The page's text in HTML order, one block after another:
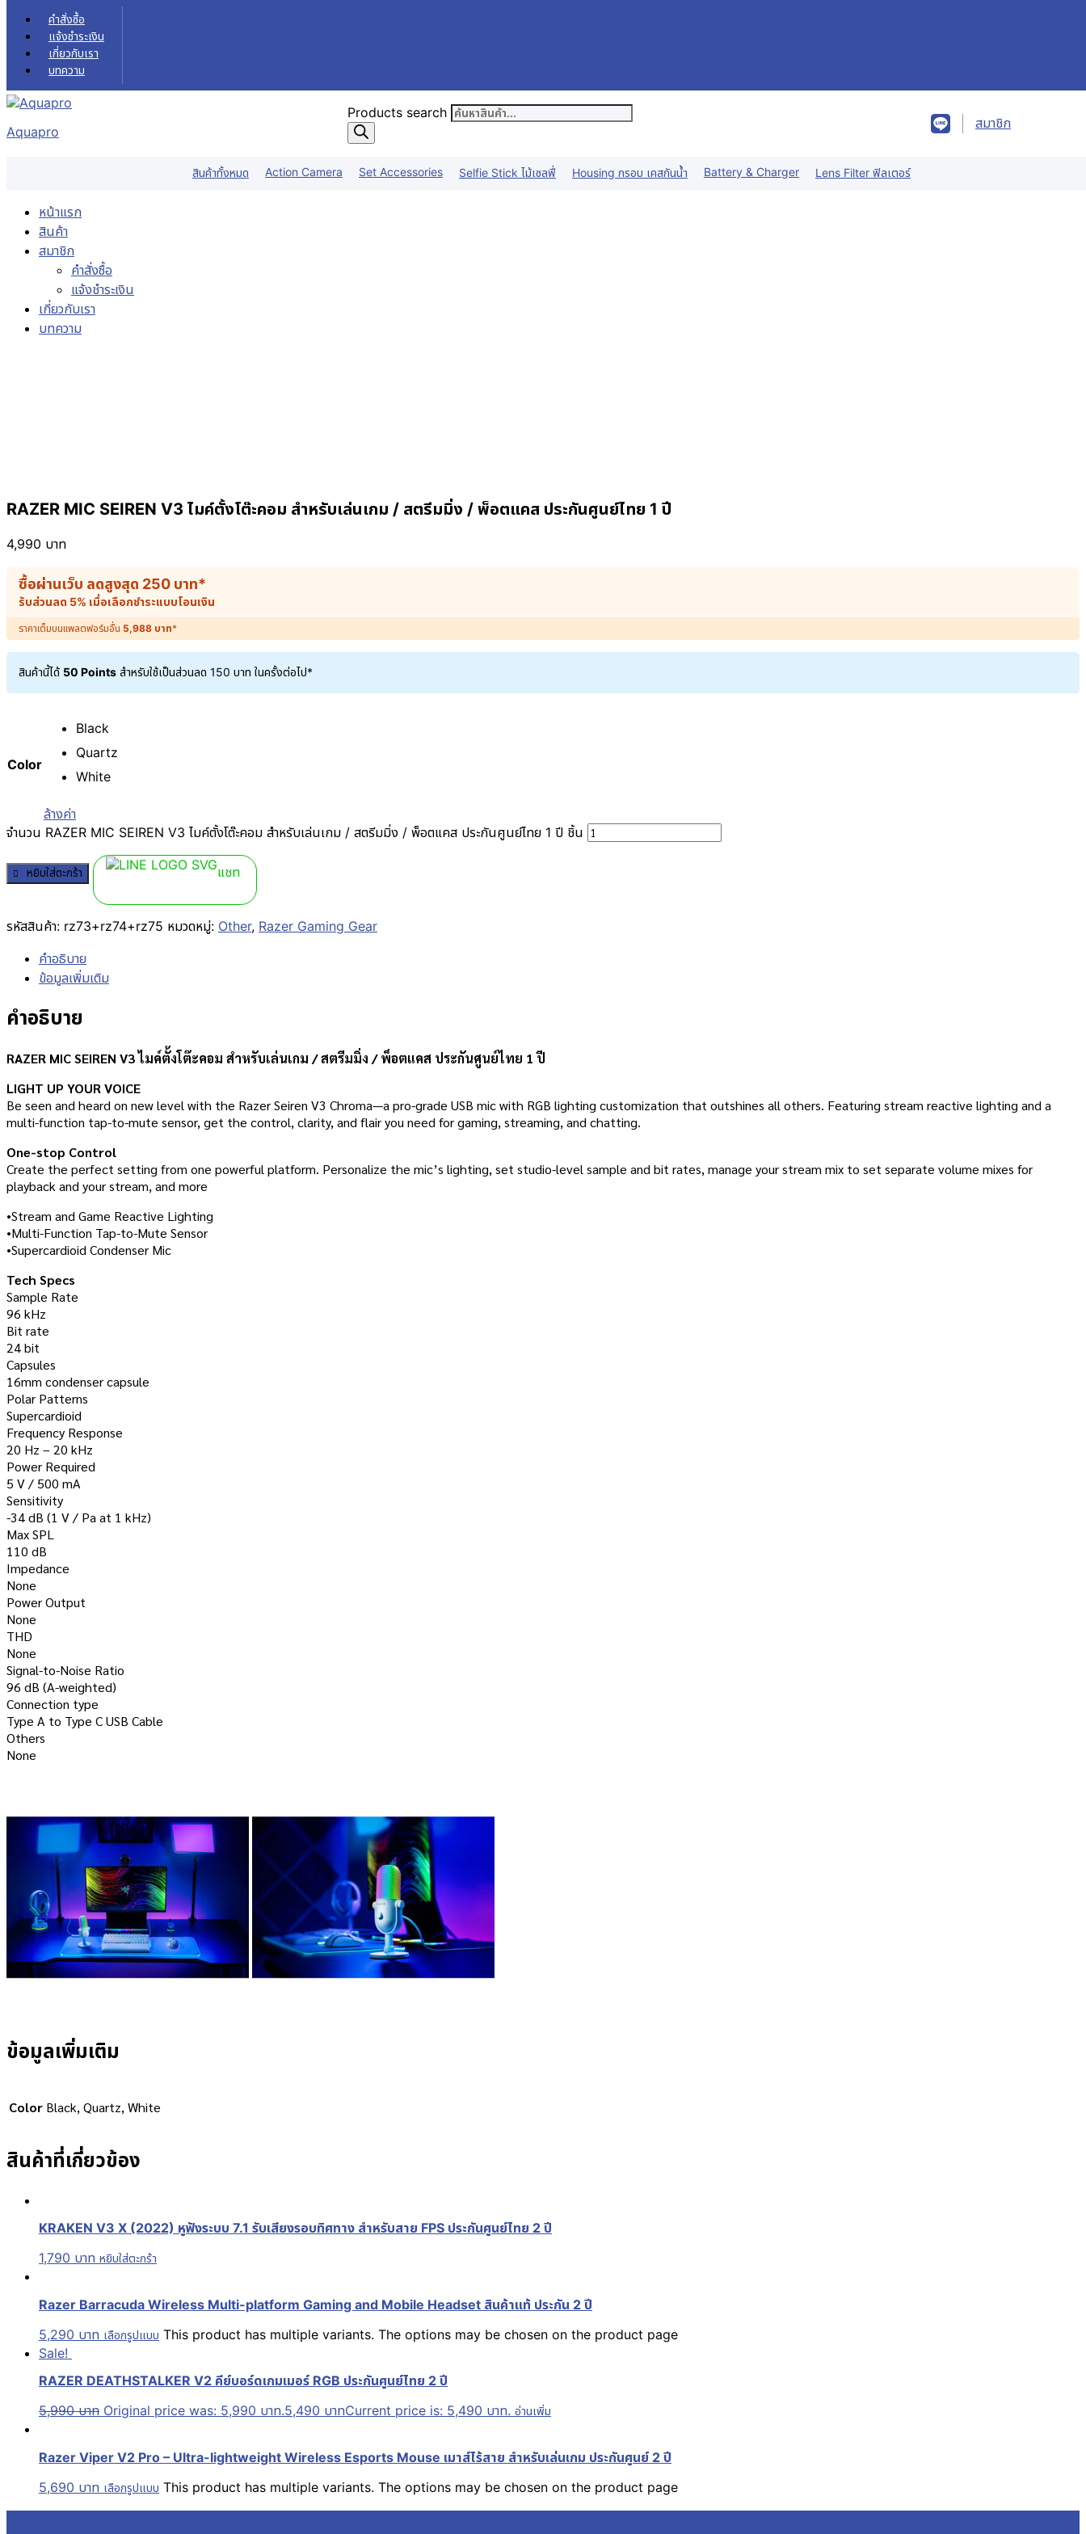
Skip to content
คำสั่งซื้อ
แจ้งชำระเงิน
เกี่ยวกับเรา
บทความ
Aquapro
Products search
สมาชิก
สินค้าทั้งหมด Action Camera Set Accessories Selfie Stick ไม้เซลฟี่ Housing กรอบ เคสกันน้ำ Battery & Charger Lens Filter ฟิลเตอร์
หน้าแรก
สินค้า
สมาชิก
คำสั่งซื้อ
แจ้งชำระเงิน
เกี่ยวกับเรา
บทความ
RAZER MIC SEIREN V3 ไมค์ตั้งโต๊ะคอม สำหรับเล่นเกม / สตรีมมิ่ง / พ็อตแคส ประกันศูนย์ไทย 1 ปี
4,990 บาท
ซื้อผ่านเว็บ ลดสูงสุด 250 บาท*
รับส่วนลด 5% เมื่อเลือกชำระแบบโอนเงิน
ราคาเต็มบนแพลตฟอร์มอื่น 5,988 บาท*
สินค้านี้ได้ 50 Points สำหรับใช้เป็นส่วนลด 150 บาท ในครั้งต่อไป*
Color
Black
Quartz
White
ล้างค่า
จำนวน RAZER MIC SEIREN V3 ไมค์ตั้งโต๊ะคอม สำหรับเล่นเกม / สตรีมมิ่ง / พ็อตแคส ประกันศูนย์ไทย 1 ปี ชิ้น
หยิบใส่ตะกร้า แชท
รหัสสินค้า: rz73+rz74+rz75 หมวดหมู่: Other, Razer Gaming Gear
คำอธิบาย
ข้อมูลเพิ่มเติม
คำอธิบาย
RAZER MIC SEIREN V3 ไมค์ตั้งโต๊ะคอม สำหรับเล่นเกม / สตรีมมิ่ง / พ็อตแคส ประกันศูนย์ไทย 1 ปี
LIGHT UP YOUR VOICE
Be seen and heard on new level with the Razer Seiren V3 Chroma—a pro-grade USB mic with RGB lighting customization that outshines all others. Featuring stream reactive lighting and a
multi-function tap-to-mute sensor, get the control, clarity, and flair you need for gaming, streaming, and chatting.
One-stop Control
Create the perfect setting from one powerful platform. Personalize the mic’s lighting, set studio-level sample and bit rates, manage your stream mix to set separate volume mixes for
playback and your stream, and more
•Stream and Game Reactive Lighting
•Multi-Function Tap-to-Mute Sensor
•Supercardioid Condenser Mic
Tech Specs
Sample Rate
96 kHz
Bit rate
24 bit
Capsules
16mm condenser capsule
Polar Patterns
Supercardioid
Frequency Response
20 Hz – 20 kHz
Power Required
5 V / 500 mA
Sensitivity
-34 dB (1 V / Pa at 1 kHz)
Max SPL
110 dB
Impedance
None
Power Output
None
THD
None
Signal-to-Noise Ratio
96 dB (A-weighted)
Connection type
Type A to Type C USB Cable
Others
None
ข้อมูลเพิ่มเติม
Color Black, Quartz, White
สินค้าที่เกี่ยวข้อง
KRAKEN V3 X (2022) หูฟังระบบ 7.1 รับเสียงรอบทิศทาง สำหรับสาย FPS ประกันศูนย์ไทย 2 ปี
1,790 บาท หยิบใส่ตะกร้า
Razer Barracuda Wireless Multi-platform Gaming and Mobile Headset สินค้าแท้ ประกัน 2 ปี
5,290 บาท เลือกรูปแบบ This product has multiple variants. The options may be chosen on the product page
Sale!
RAZER DEATHSTALKER V2 คีย์บอร์ดเกมเมอร์ RGB ประกันศูนย์ไทย 2 ปี
5,990บาท Original price was: 5,990 บาท.5,490 บาทCurrent price is: 5,490 บาท. อ่านเพิ่ม
Razer Viper V2 Pro – Ultra-lightweight Wireless Esports Mouse เมาส์ไร้สาย สำหรับเล่นเกม ประกันศูนย์ 2 ปี
5,690 บาท เลือกรูปแบบ This product has multiple variants. The options may be chosen on the product page